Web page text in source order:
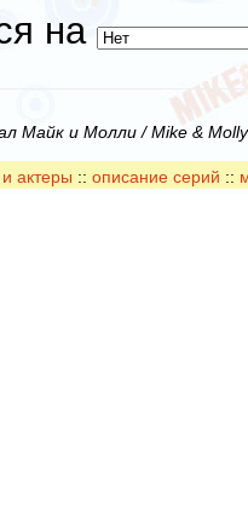
на
Майк и Молли / Mike &
актеры :: описание серий ::